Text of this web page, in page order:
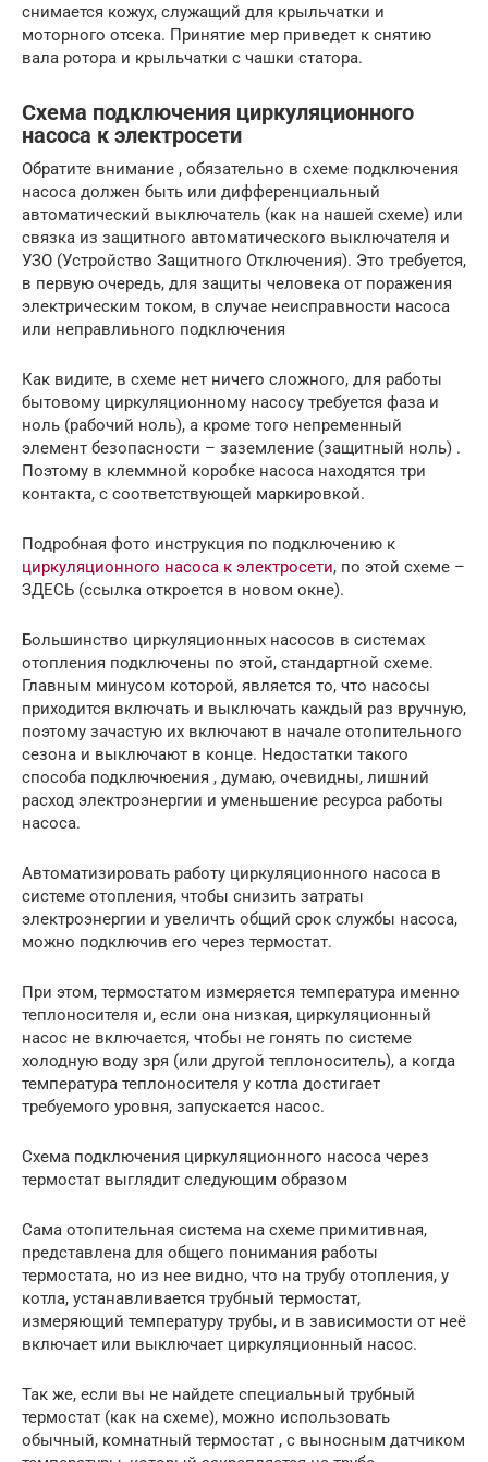
снимается кожух, служащий для крыльчатки и
моторного отсека. Принятие мер приведет к снятию
вала ротора и крыльчатки с чашки статора.
Cхема подключения циркуляционного
насоса к электросети
Обратите внимание , обязательно в схеме подключения
насоса должен быть или дифференциальный
автоматический выключатель (как на нашей схеме) или
связка из защитного автоматического выключателя и
УЗО (Устройство Защитного Отключения). Это требуется,
в первую очередь, для защиты человека от поражения
электрическим током, в случае неисправности насоса
или неправлиьного подключения
Как видите, в схеме нет ничего сложного, для работы
бытовому циркуляционному насосу требуется фаза и
ноль (рабочий ноль), а кроме того непременный
элемент безопасности – заземление (защитный ноль) .
Поэтому в клеммной коробке насоса находятся три
контакта, с соответствующей маркировкой.
Подробная фото инструкция по подключению к
циркуляционного насоса к электросети, по этой схеме –
ЗДЕСЬ (ссылка откроется в новом окне).
Большинство циркуляционных насосов в системах
отопления подключены по этой, стандартной схеме.
Главным минусом которой, является то, что насосы
приходится включать и выключать каждый раз вручную,
поэтому зачастую их включают в начале отопительного
сезона и выключают в конце. Недостатки такого
способа подключюения , думаю, очевидны, лишний
расход электроэнергии и уменьшение ресурса работы
насоса.
Автоматизировать работу циркуляционного насоса в
системе отопления, чтобы снизить затраты
электроэнергии и увеличть общий срок службы насоса,
можно подключив его через термостат.
При этом, термостатом измеряется температура именно
теплоносителя и, если она низкая, циркуляционный
насос не включается, чтобы не гонять по системе
холодную воду зря (или другой теплоноситель), а когда
температура теплоносителя у котла достигает
требуемого уровня, запускается насос.
Схема подключения циркуляционного насоса через
термостат выглядит следующим образом
Сама отопительная система на схеме примитивная,
представлена для общего понимания работы
термостата, но из нее видно, что на трубу отопления, у
котла, устанавливается трубный термостат,
измеряющий температуру трубы, и в зависимости от неё
включает или выключает циркуляционный насос.
Так же, если вы не найдете специальный трубный
термостат (как на схеме), можно использовать
обычный, комнатный термостат , с выносным датчиком